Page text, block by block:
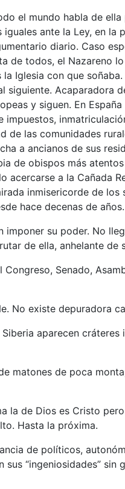
el mundo habla de
ante la Ley, en
diario. Caso
de todos, el Nazareno
Iglesia con que
Acaparadora
y siguen. En
impuestos,
las comunidades
a ancianos de sus
de obispos más
acercarse a la Cañada
inmisericorde de
hace decenas de
su poder. No
de ella, anhelante de
Senado,
No existe depuradora
aparecen
matones de poca
la de Dios es Cristo
Hasta la próxima.
de políticos,
“ingeniosidades”